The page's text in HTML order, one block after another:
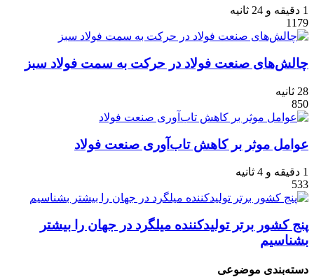
1 دقیقه و 24 ثانیه
1179
چالش‌های صنعت فولاد در حرکت به سمت فولاد سبز
28 ثانیه
850
عوامل موثر بر کاهش تاب‌آوری صنعت فولاد
1 دقیقه و 4 ثانیه
533
پنج کشور برتر تولیدکننده میلگرد در جهان را بیشتر
بشناسیم
دسته‌بندی موضوعی